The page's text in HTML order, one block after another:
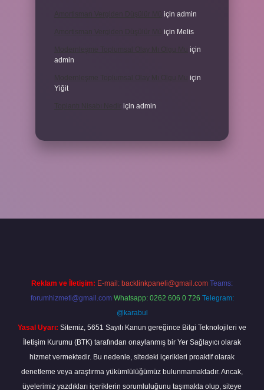
için admin
için Melis
için
admin
için
Yiğit
için admin
Reklam ve İletişim: E-mail: backlinkpaneli@gmail.com Teams:
forumhizmeti@gmail.com Whatsapp: 0262 606 0 726 Telegram:
@karabul
Yasal Uyarı: Sitemiz, 5651 Sayılı Kanun gereğince Bilgi Teknolojileri ve
İletişim Kurumu (BTK) tarafından onaylanmış bir Yer Sağlayıcı olarak
hizmet vermektedir. Bu nedenle, sitedeki içerikleri proaktif olarak
denetleme veya araştırma yükümlülüğümüz bulunmamaktadır. Ancak,
üyelerimiz yazdıkları içeriklerin sorumluluğunu taşımakta olup, siteye